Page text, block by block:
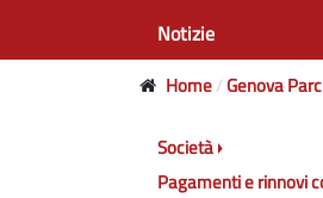
Notizie
Home Genova
Società
Pagamenti e rinnovi